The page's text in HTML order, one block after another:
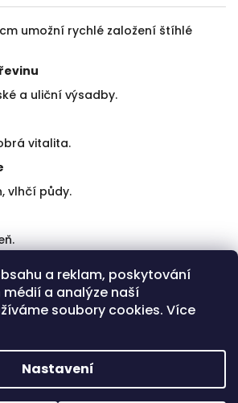
a reklam, poskytování
a analýze naší
soubory cookies. Více
Nastavení
umožní rychlé založení štíhlé
a uliční výsadby.
vitalita.
vlhčí půdy.